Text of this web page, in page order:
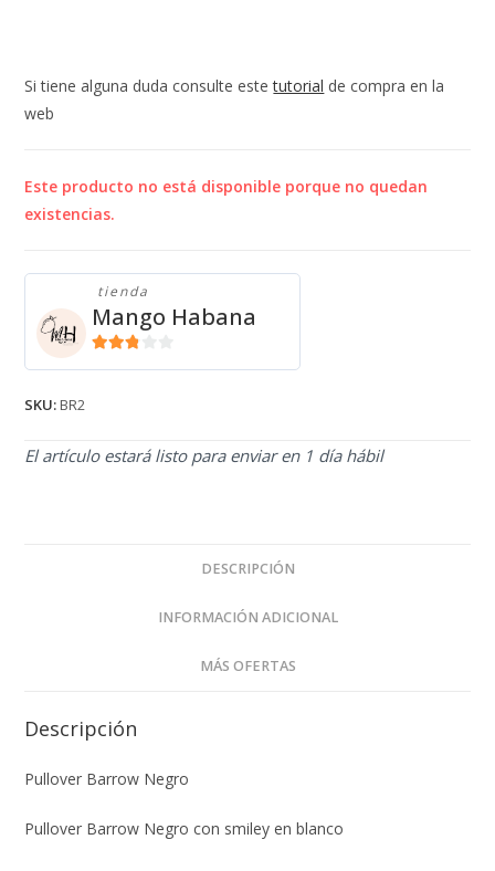
Si tiene alguna duda consulte estetutorial de compra en la
web
Este producto no está disponible porque no quedan
existencias.
tienda
Mango Habana
SKU:BR2
El artículo estará listo para enviar en 1 día hábil
DESCRIPCIÓN
INFORMACIÓN ADICIONAL
MÁS OFERTAS
Descripción
Pullover Barrow Negro
Pullover Barrow Negro con smiley en blanco